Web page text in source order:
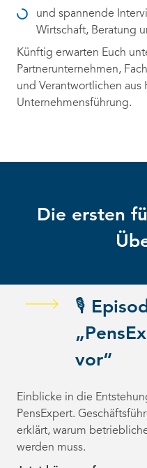
und spannende
Wirtschaft, Beratung
Künftig erwarten Euch
Partnerunternehmen,
und Verantwortlichen aus
Unternehmensführung.
Die ersten
🎙️
vor“
Einblicke in die
PensExpert.
erklärt, warum
werden muss.